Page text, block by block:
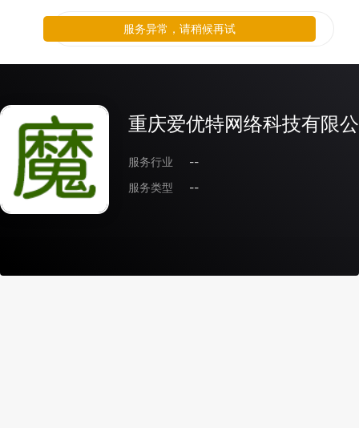
重庆爱优特网络科技有限
服务行业
--
服务类型
--
服务异常，请稍候再试